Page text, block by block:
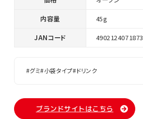
内容量 45g
JANコード 4902124071873
#グミ#小袋タイプ#ドリンク
ブランドサイトはこちら